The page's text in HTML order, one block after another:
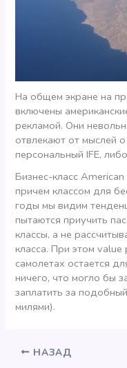
На общем экране на
включены
рекламой. Они
отвлекают от мыслей
персональный IFE,
Бизнес-класс
причем классом для
годы мы видим
пытаются приучить
классы, а не
класса. При этом
самолетах остается
ничего, что могло бы
заплатить за
милями).
НАЗАД